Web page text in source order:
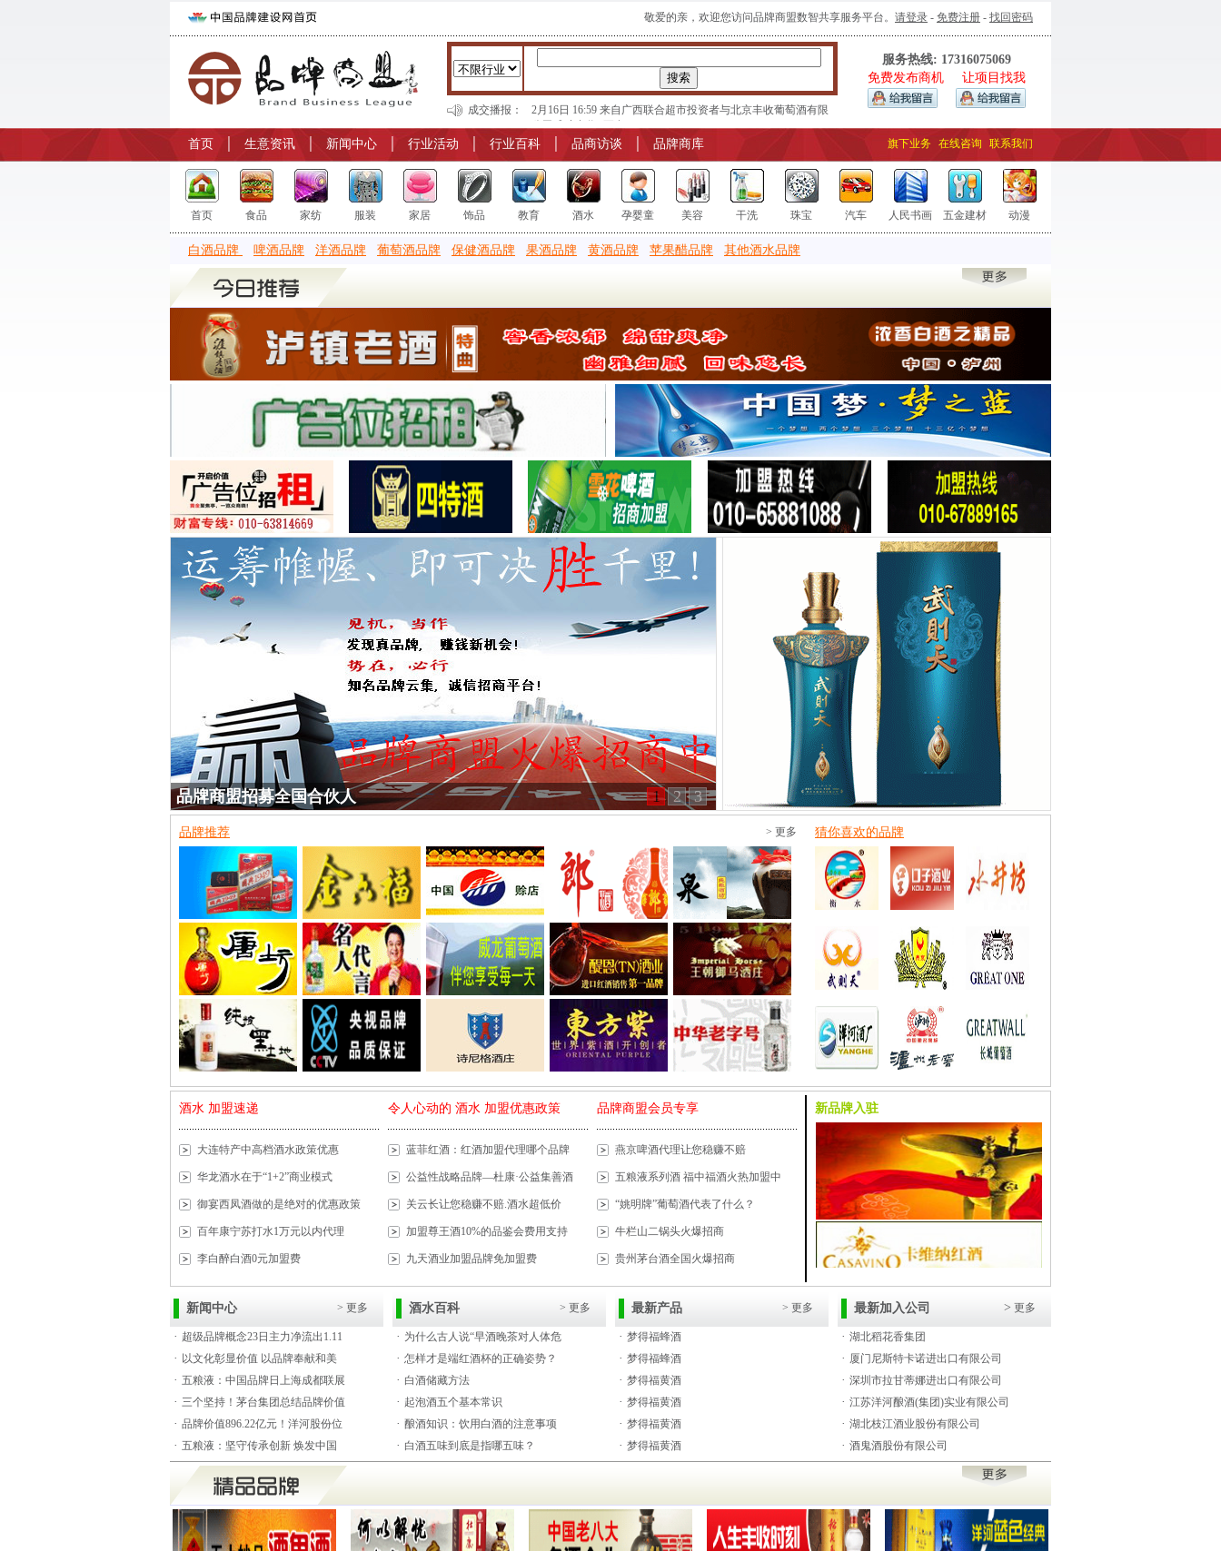
敬爱的亲，欢迎您访问品牌商盟数智共享服务平台。 请登录 - 免费注册 - 找回密码
服务热线: 17316075069
免费发布商机
让项目找我
成交播报：
2月16日 16:59 来自广西联合超市投资者与北京丰收葡萄酒有限
公司成功合作 [更多]
2月16日 16:59 来自广西联合超市投资者与北京丰收葡萄酒有限
首页 生意资讯 新闻中心 行业活动 行业百科 品商访谈 品牌商库 旗下业务 在线咨询 联系我们
首页 食品 家纺 服装 家居 饰品 教育 酒水 孕婴童 美容 干洗 珠宝 汽车 人民书画 五金建材 动漫
白酒品牌 啤酒品牌 洋酒品牌 葡萄酒品牌 保健酒品牌 果酒品牌 黄酒品牌 苹果醋品牌 其他酒水品牌
品牌商盟招募全国合伙人 1 2 3
品牌推荐 > 更多 猜你喜欢的品牌
酒水 加盟速递 令人心动的 酒水 加盟优惠政策 品牌商盟会员专享
大连特产中高档酒水政策优惠
华龙酒水在于“1+2”商业模式
御宴西凤酒做的是绝对的优惠政策
百年康宁苏打水1万元以内代理
李白醉白酒0元加盟费
蓝菲红酒：红酒加盟代理哪个品牌
公益性战略品牌—杜康·公益集善酒
关云长让您稳赚不赔.酒水超低价
加盟尊王酒10%的品鉴会费用支持
九天酒业加盟品牌免加盟费
燕京啤酒代理让您稳赚不赔
五粮液系列酒 福中福酒火热加盟中
“姚明牌”葡萄酒代表了什么？
牛栏山二锅头火爆招商
贵州茅台酒全国火爆招商
新闻中心 > 更多 酒水百科 > 更多 最新产品 > 更多 最新加入公司 > 更多
· 超级品牌概念23日主力净流出1.11
· 以文化彰显价值 以品牌奉献和美
· 五粮液：中国品牌日上海成都联展
· 三个坚持！茅台集团总结品牌价值
· 品牌价值896.22亿元！洋河股份位
· 五粮液：坚守传承创新 焕发中国
· 为什么古人说“早酒晚茶对人体危
· 怎样才是端红酒杯的正确姿势？
· 白酒储藏方法
· 起泡酒五个基本常识
· 酿酒知识：饮用白酒的注意事项
· 白酒五味到底是指哪五味？
· 梦得福蜂酒
· 梦得福蜂酒
· 梦得福黄酒
· 梦得福黄酒
· 梦得福黄酒
· 梦得福黄酒
· 湖北稻花香集团
· 厦门尼斯特卡诺进出口有限公司
· 深圳市拉甘蒂娜进出口有限公司
· 江苏洋河酿酒(集团)实业有限公司
· 湖北枝江酒业股份有限公司
· 酒鬼酒股份有限公司